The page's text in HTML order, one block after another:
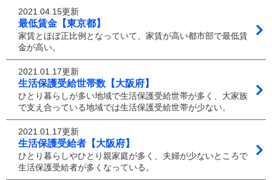
2021.04.15更新
最低賃金【東京都】
家賃とほぼ正比例となっていて、家賃が高い都市部で最低賃
金が高い。
2021.01.17更新
生活保護受給世帯数【大阪府】
ひとり暮らしが多い地域で生活保護受給世帯が多く、大家族
で支え合っている地域では生活保護受給世帯が少ない。
2021.01.17更新
生活保護受給者【大阪府】
ひとり暮らしやひとり親家庭が多く、夫婦が少ないところで
生活保護受給者が多くなっている。